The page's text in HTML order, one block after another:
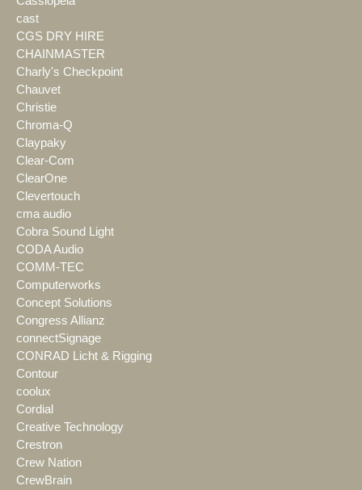
cast
CGS DRY HIRE
CHAINMASTER
Charly's Checkpoint
Chauvet
Christie
Chroma-Q
Claypaky
Clear-Com
ClearOne
Clevertouch
cma audio
Cobra Sound Light
CODA Audio
COMM-TEC
Computerworks
Concept Solutions
Congress Allianz
connectSignage
CONRAD Licht & Rigging
Contour
coolux
Cordial
Creative Technology
Crestron
Crew Nation
CrewBrain